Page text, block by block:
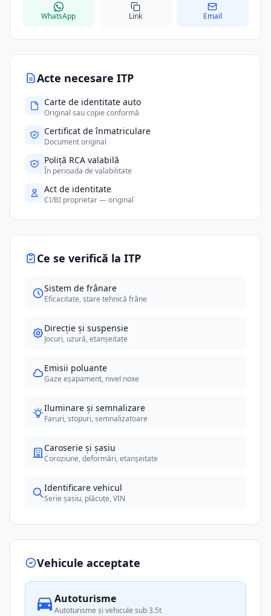
Acte necesare ITP
Carte de identitate auto
Original sau copie conformă
Certificat de înmatriculare
Document original
Poliță RCA valabilă
În perioada de valabilitate
Act de identitate
CI/BI proprietar — original
Ce se verifică la ITP
Sistem de frânare
Eficacitate, stare tehnică frâne
Direcție și suspensie
Jocuri, uzură, etanșeitate
Emisii poluante
Gaze eșapament, nivel noxe
Iluminare și semnalizare
Faruri, stopuri, semnalizatoare
Caroserie și șasiu
Coroziune, deformări, etanșeitate
Identificare vehicul
Serie șasiu, plăcuțe, VIN
Vehicule acceptate
Autoturisme
Autoturisme și vehicule sub 3.5t
WhatsApp Link Email